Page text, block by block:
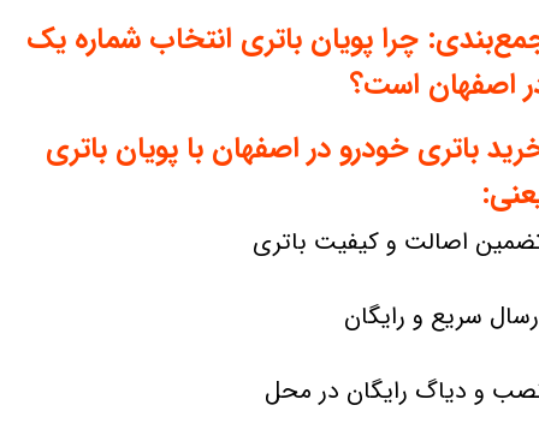
اصالت و کیفیت باتری
سریع و رایگان
و دیاگ رایگان در محل
چرا پویان باتری انتخاب شماره یک
اصفهان است؟
باتری خودرو در اصفهان با پویان باتری